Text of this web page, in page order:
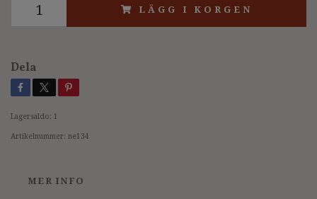
LÄGG I KORGEN
Dela
Lagersaldo: 1
Artikelnummer: ne134
MER INFO